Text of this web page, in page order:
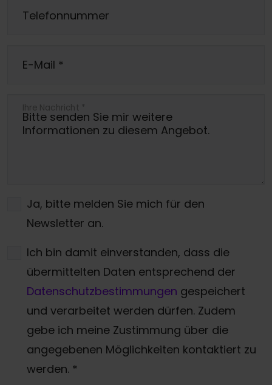
Telefonnummer
E-Mail *
Ihre Nachricht *
Ja, bitte melden Sie mich für den
Newsletter an.
Ich bin damit einverstanden, dass die
übermittelten Daten entsprechend der
Datenschutzbestimmungen gespeichert
und verarbeitet werden dürfen. Zudem
gebe ich meine Zustimmung über die
angegebenen Möglichkeiten kontaktiert zu
werden. *